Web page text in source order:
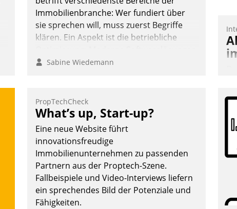
Immobilienbranche: Wer fundiert über
sie sprechen will, muss zuerst Begriffe
klären. Ein Aspekt ist die betriebliche
ermöglichen große Einsparungen durch
Allein mit der Einführung einer neuen
Software ist es nicht getan. Die
Digitalisierung erfordert von
Unternehmen die Bereitschaft, sich zu
überprüfen, zu hinterfragen und zu
verändern.
Sabine Wiedemann
PropTechCheck
What’s up, Start-up?
Eine neue Website führt
innovationsfreudige
Immobilienunternehmen zu passenden
Partnern aus der Proptech-Szene.
Fallbeispiele und Video-Interviews liefern
ein sprechendes Bild der Potenziale und
Fähigkeiten.